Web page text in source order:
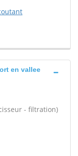
en vallee
- filtration)